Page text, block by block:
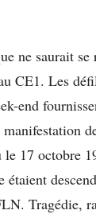
ne saurait se
CE1. Les
end
17 octobre
étaient
Tragédie,